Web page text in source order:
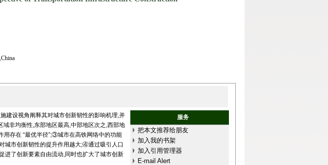
建设视角阐释其对城市创新韧性的影响机理,并
非均衡性,东部地区最高,中部地区次之,西部地
存在 “最优半径”;③城市在高铁网络中的功能
城市创新韧性的提升作用越大;④通过吸引人口
进了创新要素自由流动,同时也扩大了城市创新
服务
把本文推荐给朋友
加入我的书架
加入引用管理器
E-mail Alert